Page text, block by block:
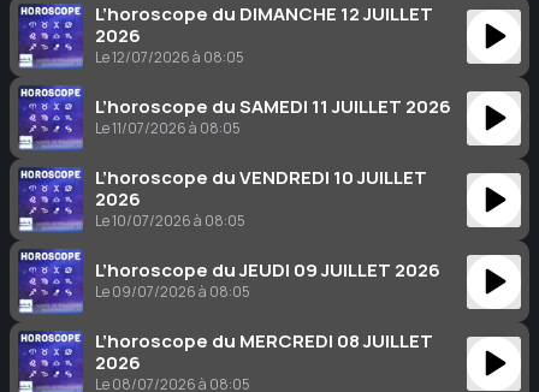
L’horoscope du DIMANCHE 12 JUILLET
2026
Le 12/07/2026 à 08:05
L’horoscope du SAMEDI 11 JUILLET 2026
Le 11/07/2026 à 08:05
L’horoscope du VENDREDI 10 JUILLET
2026
Le 10/07/2026 à 08:05
L’horoscope du JEUDI 09 JUILLET 2026
Le 09/07/2026 à 08:05
L’horoscope du MERCREDI 08 JUILLET
2026
Le 08/07/2026 à 08:05